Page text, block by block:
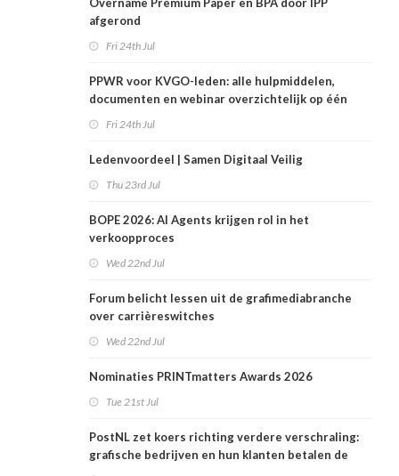
afgerond
Fri 24th Jul
PPWR voor KVGO-leden: alle hulpmiddelen,
documenten en webinar overzichtelijk op één
Fri 24th Jul
Ledenvoordeel | Samen Digitaal Veilig
Thu 23rd Jul
BOPE 2026: AI Agents krijgen rol in het
verkoopproces
Wed 22nd Jul
Forum belicht lessen uit de grafimediabranche
over carrièreswitches
Wed 22nd Jul
Nominaties PRINTmatters Awards 2026
Tue 21st Jul
PostNL zet koers richting verdere verschraling:
grafische bedrijven en hun klanten betalen de